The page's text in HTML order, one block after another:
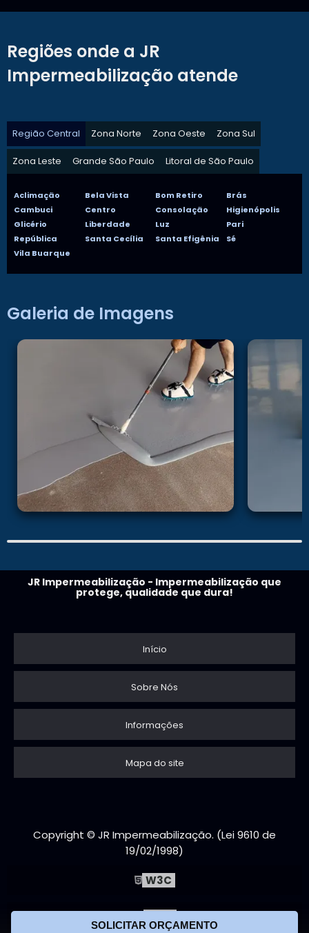
SOLICITAR ORÇAMENTO
Regiões onde a JR
Impermeabilização atende
Região Central Zona Norte Zona Oeste Zona Sul
Zona Leste Grande São Paulo Litoral de São Paulo
Aclimação Bela Vista Bom Retiro
Brás
Cambuci
Centro Consolação
Higienópolis
Glicério
Liberdade Luz
Pari
República
Santa Cecília Santa Efigênia
Sé
Vila Buarque
Galeria de Imagens
JR Impermeabilização - Impermeabilização que
protege, qualidade que dura!
Início
Sobre Nós
Informações
Mapa do site
Copyright © JR Impermeabilização. (Lei 9610 de
19/02/1998)
W3C